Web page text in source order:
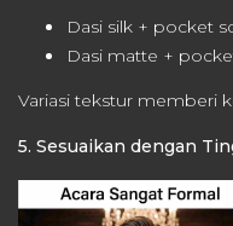
Dasi silk + pocket
Dasi matte +
Variasi tekstur memberi
5. Sesuaikan dengan